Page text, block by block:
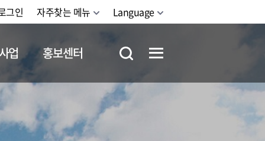
그인 자주찾는 메뉴 Language
업 홍보센터